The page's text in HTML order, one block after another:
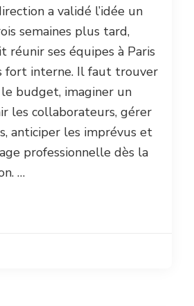
a validé l’idée un
semaines plus tard,
réunir ses équipes à Paris
fort interne. Il faut trouver
budget, imaginer un
les collaborateurs, gérer
anticiper les imprévus et
professionnelle dès la
…